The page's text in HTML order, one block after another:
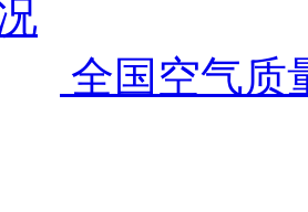
全国空气质